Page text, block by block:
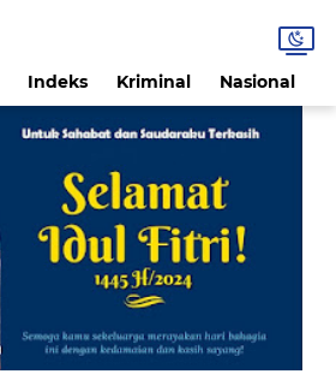
Indeks Kriminal Nasional